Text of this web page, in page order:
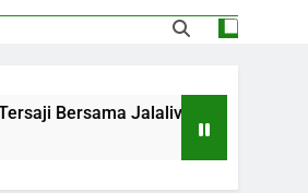
Dalam Pertandingan Penuh